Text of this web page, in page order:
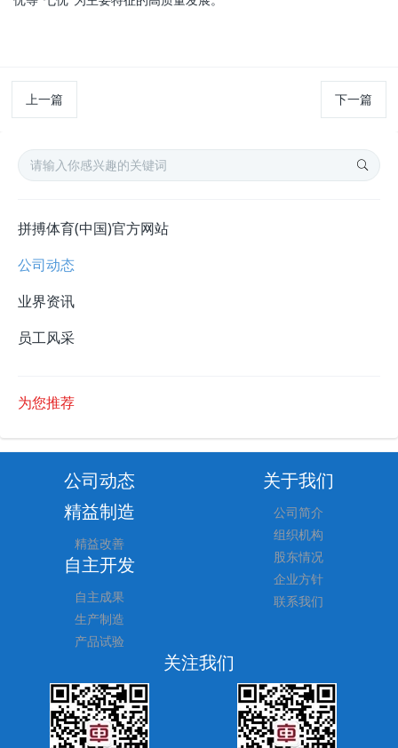
上一篇 下一篇
拼搏体育(中国)官方网站
公司动态
业界资讯
员工风采
为您推荐
公司动态 关于我们
公司简介
组织机构
股东情况
企业方针
联系我们
精益制造
精益改善
自主开发
自主成果
生产制造
产品试验
关注我们